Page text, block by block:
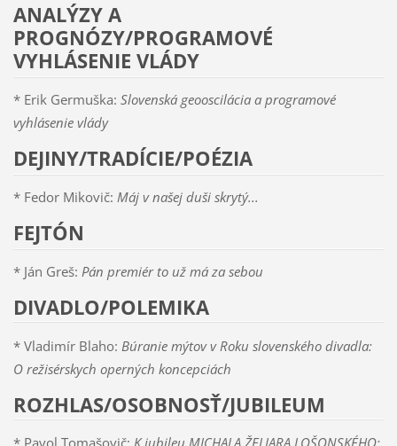
ANALÝZY A
PROGNÓZY/PROGRAMOVÉ
VYHLÁSENIE VLÁDY
* Erik Germuška: Slovenská geooscilácia a programové
vyhlásenie vlády
DEJINY/TRADÍCIE/POÉZIA
* Fedor Mikovič: Máj v našej duši skrytý...
FEJTÓN
* Ján Greš: Pán premiér to už má za sebou
DIVADLO/POLEMIKA
* Vladimír Blaho: Búranie mýtov v Roku slovenského divadla:
O režisérskych operných koncepciách
ROZHLAS/OSOBNOSŤ/JUBILEUM